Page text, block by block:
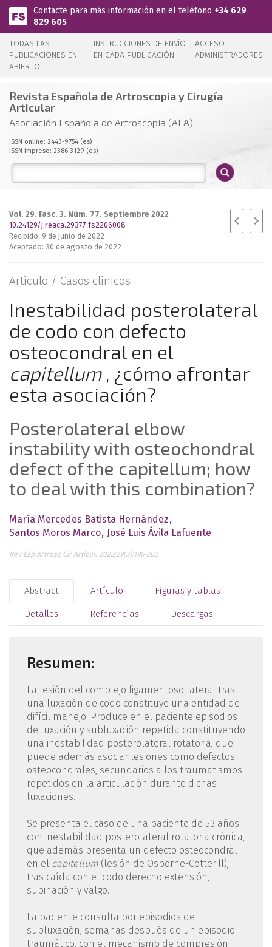
Pasar al contenido principal
Contacte para más información en el teléfono +34 629
829 605
TODAS LAS
PUBLICACIONES EN
ABIERTO |
INSTRUCCIONES DE ENVÍO
EN CADA PUBLICACIÓN |
ACCESO
ADMINISTRADORES
Revista Española de Artroscopia y Cirugía
Articular
Asociación Española de Artroscopia (AEA)
ISSN online: 2443-9754 (es)
ISSN impreso: 2386-3129 (es)
Vol. 29. Fasc. 3. Núm. 77. Septiembre 2022
10.24129/j.reaca.29377.fs2206008
Recibido: 9 de junio de 2022
Aceptado: 30 de agosto de 2022
Artículo / Casos clínicos
Inestabilidad posterolateral
de codo con defecto
osteocondral en el
capitellum , ¿cómo afrontar
esta asociación?
Posterolateral elbow
instability with osteochondral
defect of the capitellum; how
to deal with this combination?
María Mercedes Batista Hernández
Santos Moros Marco José Luis Ávila Lafuente
Rev Esp Artrosc Cir Articul. 2022;29(3):196-202
Abstract Artículo Figuras y tablas
Detalles Referencias Descargas
Resumen:
La lesión del complejo ligamentoso lateral tras
una luxación de codo constituye una entidad de
difícil manejo. Produce en el paciente episodios
de luxación y subluxación repetida constituyendo
una inestabilidad posterolateral rotatoria, que
puede además asociar lesiones como defectos
osteocondrales, secundarios a los traumatismos
repetidos en la articulación durante dichas
luxaciones.
Se presenta el caso de una paciente de 53 años
con inestabilidad posterolateral rotatoria crónica,
que además presenta un defecto osteocondral
en el capitellum(lesión de Osborne-Cotterill),
tras caída con el codo derecho extensión,
supinación y valgo.
La paciente consulta por episodios de
subluxación, semanas después de un episodio
traumático, con el mecanismo de compresión